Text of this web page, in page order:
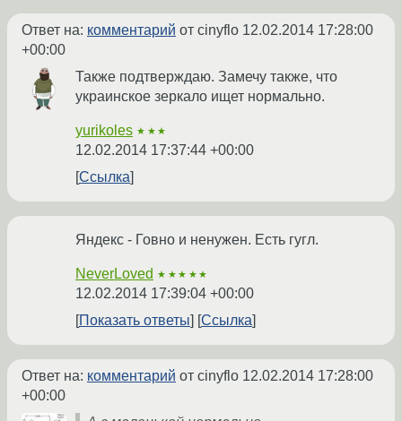
Ответ на: комментарий от cinyflo 12.02.2014 17:28:00
+00:00
Также подтверждаю. Замечу также, что
украинское зеркало ищет нормально.
yurikoles ★★★
12.02.2014 17:37:44 +00:00
Ссылка
Яндекс - Говно и ненужен. Есть гугл.
NeverLoved ★★★★★
12.02.2014 17:39:04 +00:00
Показать ответы
Ссылка
Ответ на: комментарий от cinyflo 12.02.2014 17:28:00
+00:00